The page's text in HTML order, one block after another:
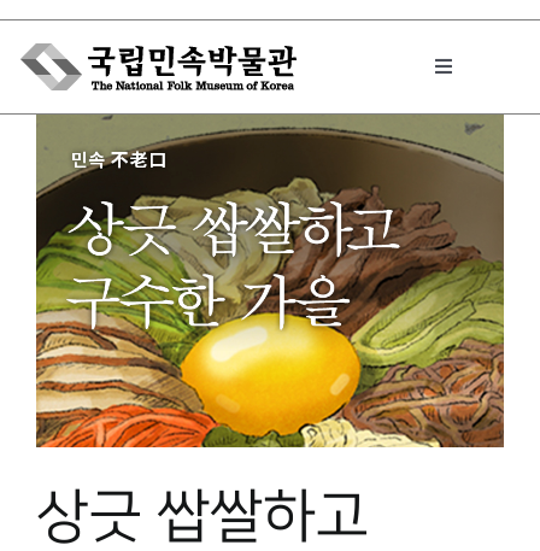
Skip
content
Toggle
박물관에서는
민속이야기
민속 인사이드
원문보기 PDF
상긋 쌉쌀하고